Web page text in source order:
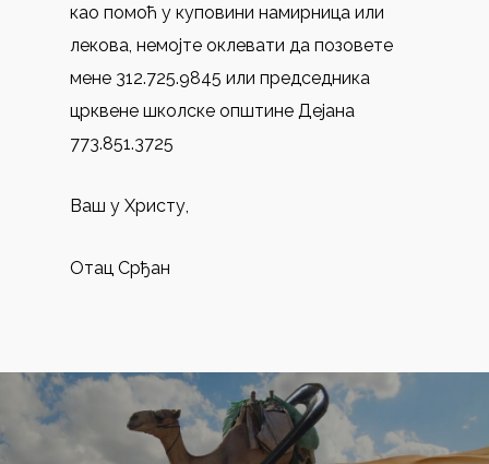
као помоћ у куповини намирница или
лекова, немојте оклевати да позовете
мене 312.725.9845 или председника
црквене школске општине Дејана
773.851.3725
Ваш у Христу,
Отац Срђан